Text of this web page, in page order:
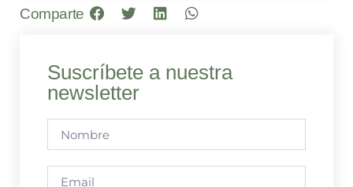
Comparte
Suscríbete a nuestra
newsletter